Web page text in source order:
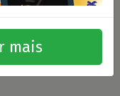
mais